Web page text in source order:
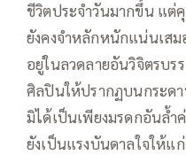
ชีวิตประจำวันมากขึ้น แต่
ยังคงจำหลักหนักแน่นเส
อยู่ในลวดลายอันวิจิตรบ
ศิลปินให้ปรากฏบนกระด
มิได้เป็นเพียงมรดกอันล้
ยังเป็นแรงบันดาลใจให้